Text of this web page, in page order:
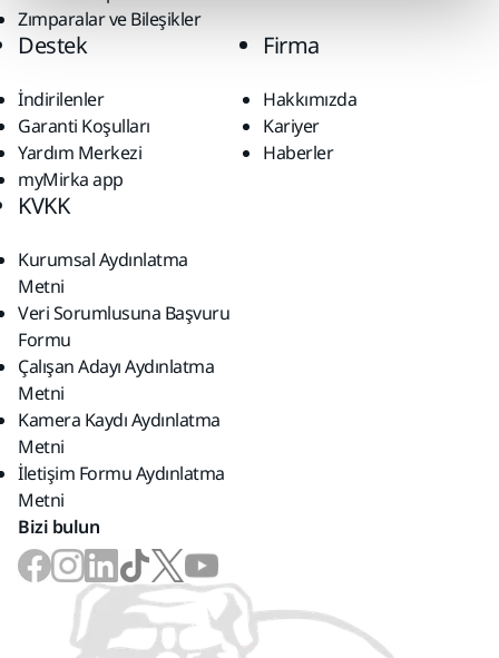
Zımparalar ve Bileşikler
Destek
İndirilenler
Garanti Koşulları
Yardım Merkezi
myMirka app
Firma
Hakkımızda
Kariyer
Haberler
KVKK
Kurumsal Aydınlatma
Metni
Veri Sorumlusuna Başvuru
Formu
Çalışan Adayı Aydınlatma
Metni
Kamera Kaydı Aydınlatma
Metni
İletişim Formu Aydınlatma
Metni
Bizi bulun